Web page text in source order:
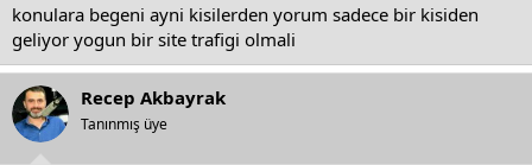
konulara begeni ayni kisilerden yorum sadece bir kisiden
geliyor yogun bir site trafigi olmali
Recep Akbayrak
Tanınmış üye